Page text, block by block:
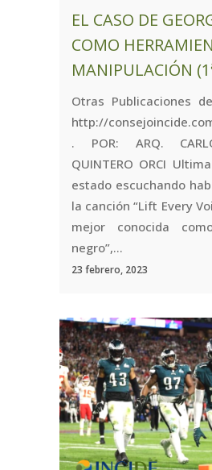
EL CASO DE
COMO
MANIPULACIÓN
Otras Publicaciones
http://
. POR: ARQ.
QUINTERO ORCI
estado escuchando
la canción “Lift Every
mejor conocida
negro”,...
23 febrero, 2023